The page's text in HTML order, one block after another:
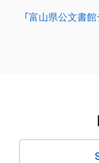
「富山県公文書